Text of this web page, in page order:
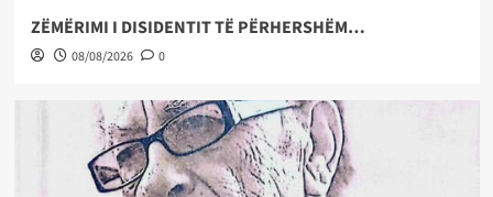
ZËMËRIMI I DISIDENTIT TË PËRHERSHËM…
08/08/2026 0